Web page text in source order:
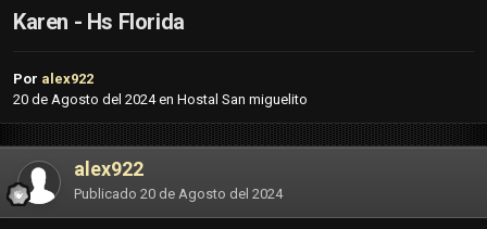
Karen - Hs Florida
Por alex922
20 de Agosto del 2024en Hostal San miguelito
alex922
Publicado 20 de Agosto del 2024